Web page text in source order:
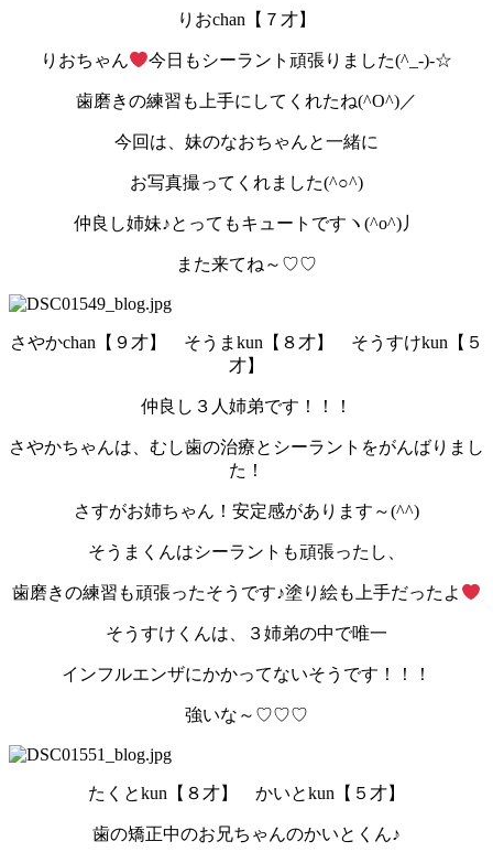
りおchan【７才】
りおちゃん 今日もシーラント頑張りました(^_-)-☆
歯磨きの練習も上手にしてくれたね(^O^)／
今回は、妹のなおちゃんと一緒に
お写真撮ってくれました(^○^)
仲良し姉妹♪とってもキュートですヽ(^o^)丿
また来てね～♡♡
さやかchan【９才】 そうまkun【８才】 そうすけkun【５
才】
仲良し３人姉弟です！！！
さやかちゃんは、むし歯の治療とシーラントをがんばりまし
た！
さすがお姉ちゃん！安定感があります～(^^)
そうまくんはシーラントも頑張ったし、
歯磨きの練習も頑張ったそうです♪塗り絵も上手だったよ
そうすけくんは、３姉弟の中で唯一
インフルエンザにかかってないそうです！！！
強いな～♡♡♡
たくとkun【８才】 かいとkun【５才】
歯の矯正中のお兄ちゃんのかいとくん♪